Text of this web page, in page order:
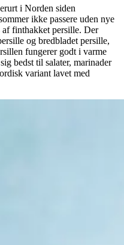
i Norden siden
ikke passere uden nye
af finthakket persille. Der
og bredbladet persille,
fungerer godt i varme
bedst til salater, marinader
variant lavet med